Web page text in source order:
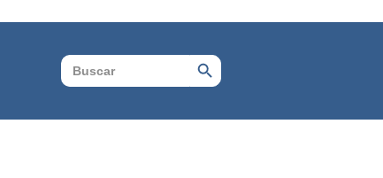
Search
for:
Search Button